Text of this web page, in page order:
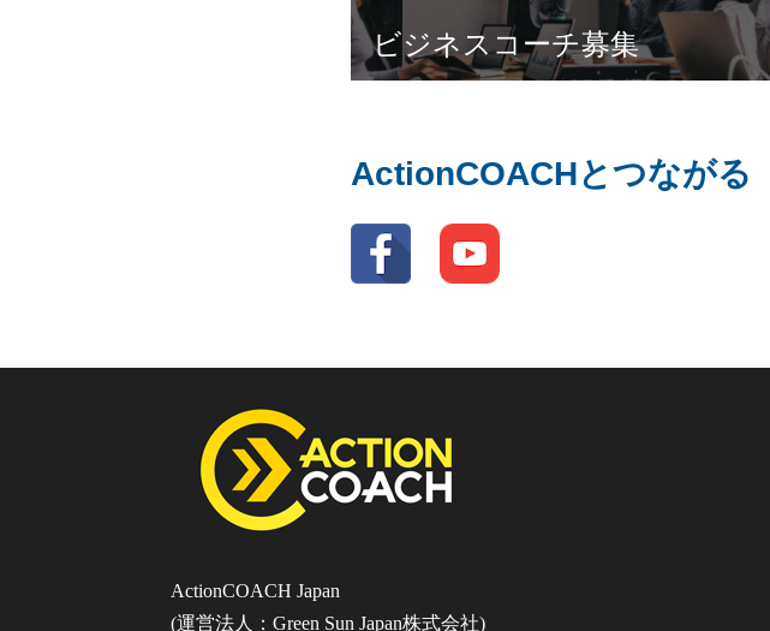
ビジネスコーチ募集
ActionCOACHとつながる
ActionCOACH Japan
(運営法人：Green Sun Japan株式会社)